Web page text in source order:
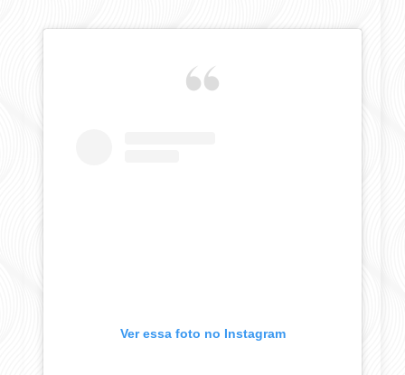
Ver essa foto no Instagram